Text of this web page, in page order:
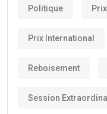
Politique
Prix International
Reboisement
Session